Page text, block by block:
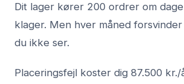
Dit lager kører 200 ordrer om
klager. Men hver måned
du ikke ser.
Placeringsfejl koster dig 87.500 kr./